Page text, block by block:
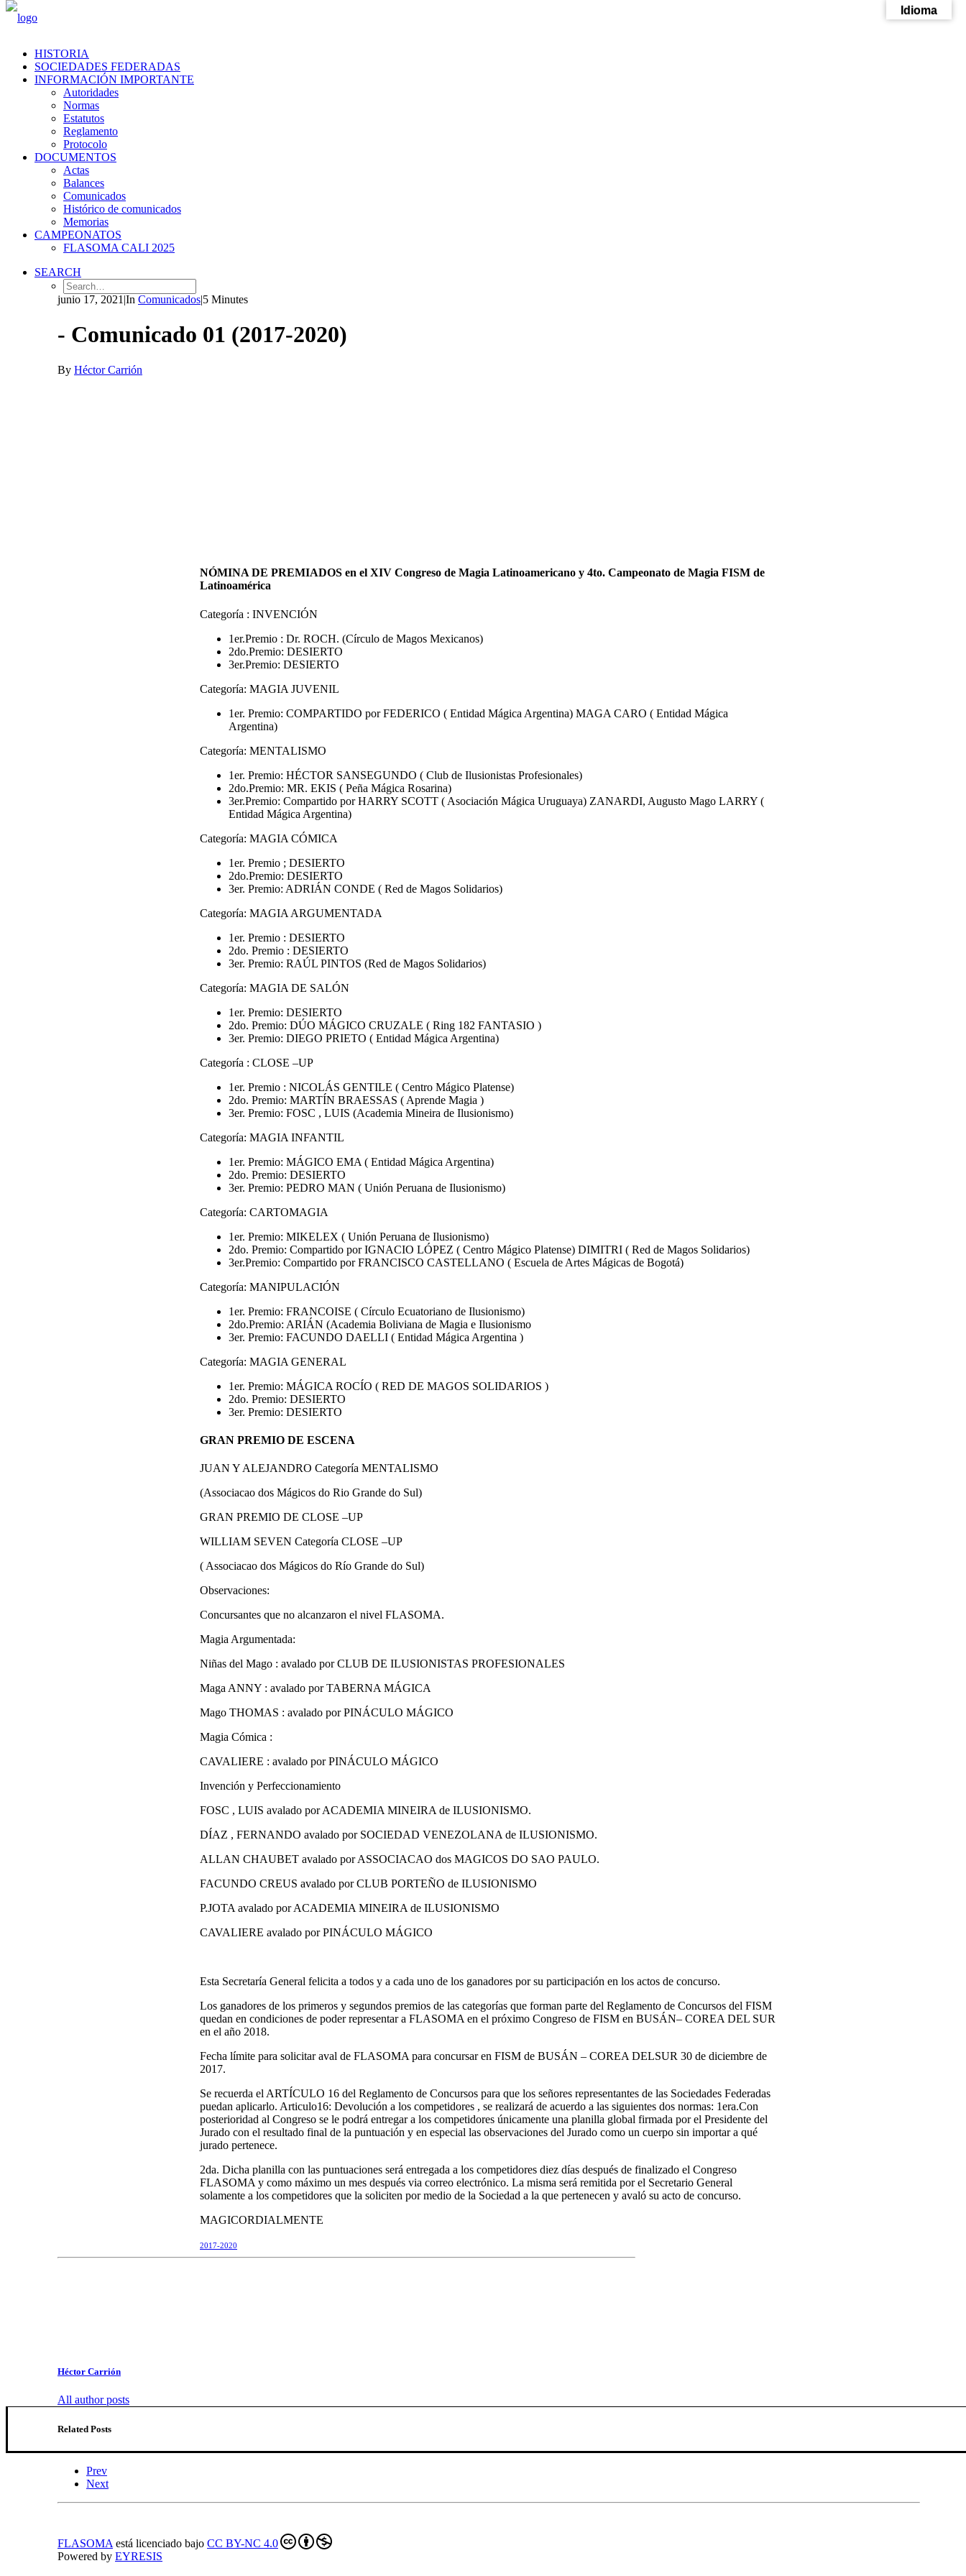
HISTORIA
SOCIEDADES FEDERADAS
INFORMACIÓN IMPORTANTE
Autoridades
Normas
Estatutos
Reglamento
Protocolo
DOCUMENTOS
Actas
Balances
Comunicados
Histórico de comunicados
Memorias
CAMPEONATOS
FLASOMA CALI 2025
SEARCH
junio 17, 2021 |In Comunicados|5 Minutes
- Comunicado 01 (2017-2020)
By Héctor Carrión
NÓMINA DE PREMIADOS en el XIV Congreso de Magia Latinoamericano y 4to. Campeonato de Magia FISM de
Latinoamérica
Categoría : INVENCIÓN
1er.Premio : Dr. ROCH. (Círculo de Magos Mexicanos)
2do.Premio: DESIERTO
3er.Premio: DESIERTO
Categoría: MAGIA JUVENIL
1er. Premio: COMPARTIDO por FEDERICO ( Entidad Mágica Argentina) MAGA CARO ( Entidad Mágica
Argentina)
Categoría: MENTALISMO
1er. Premio: HÉCTOR SANSEGUNDO ( Club de Ilusionistas Profesionales)
2do.Premio: MR. EKIS ( Peña Mágica Rosarina)
3er.Premio: Compartido por HARRY SCOTT ( Asociación Mágica Uruguaya) ZANARDI, Augusto Mago LARRY (
Entidad Mágica Argentina)
Categoría: MAGIA CÓMICA
1er. Premio ; DESIERTO
2do.Premio: DESIERTO
3er. Premio: ADRIÁN CONDE ( Red de Magos Solidarios)
Categoría: MAGIA ARGUMENTADA
1er. Premio : DESIERTO
2do. Premio : DESIERTO
3er. Premio: RAÚL PINTOS (Red de Magos Solidarios)
Categoría: MAGIA DE SALÓN
1er. Premio: DESIERTO
2do. Premio: DÚO MÁGICO CRUZALE ( Ring 182 FANTASIO )
3er. Premio: DIEGO PRIETO ( Entidad Mágica Argentina)
Categoría : CLOSE –UP
1er. Premio : NICOLÁS GENTILE ( Centro Mágico Platense)
2do. Premio: MARTÍN BRAESSAS ( Aprende Magia )
3er. Premio: FOSC , LUIS (Academia Mineira de Ilusionismo)
Categoría: MAGIA INFANTIL
1er. Premio: MÁGICO EMA ( Entidad Mágica Argentina)
2do. Premio: DESIERTO
3er. Premio: PEDRO MAN ( Unión Peruana de Ilusionismo)
Categoría: CARTOMAGIA
1er. Premio: MIKELEX ( Unión Peruana de Ilusionismo)
2do. Premio: Compartido por IGNACIO LÓPEZ ( Centro Mágico Platense) DIMITRI ( Red de Magos Solidarios)
3er.Premio: Compartido por FRANCISCO CASTELLANO ( Escuela de Artes Mágicas de Bogotá)
Categoría: MANIPULACIÓN
1er. Premio: FRANCOISE ( Círculo Ecuatoriano de Ilusionismo)
2do.Premio: ARIÁN (Academia Boliviana de Magia e Ilusionismo
3er. Premio: FACUNDO DAELLI ( Entidad Mágica Argentina )
Categoría: MAGIA GENERAL
1er. Premio: MÁGICA ROCÍO ( RED DE MAGOS SOLIDARIOS )
2do. Premio: DESIERTO
3er. Premio: DESIERTO
GRAN PREMIO DE ESCENA
JUAN Y ALEJANDRO Categoría MENTALISMO
(Associacao dos Mágicos do Rio Grande do Sul)
GRAN PREMIO DE CLOSE –UP
WILLIAM SEVEN Categoría CLOSE –UP
( Associacao dos Mágicos do Río Grande do Sul)
Observaciones:
Concursantes que no alcanzaron el nivel FLASOMA.
Magia Argumentada:
Niñas del Mago : avalado por CLUB DE ILUSIONISTAS PROFESIONALES
Maga ANNY : avalado por TABERNA MÁGICA
Mago THOMAS : avalado por PINÁCULO MÁGICO
Magia Cómica :
CAVALIERE : avalado por PINÁCULO MÁGICO
Invención y Perfeccionamiento
FOSC , LUIS avalado por ACADEMIA MINEIRA de ILUSIONISMO.
DÍAZ , FERNANDO avalado por SOCIEDAD VENEZOLANA de ILUSIONISMO.
ALLAN CHAUBET avalado por ASSOCIACAO dos MAGICOS DO SAO PAULO.
FACUNDO CREUS avalado por CLUB PORTEÑO de ILUSIONISMO
P.JOTA avalado por ACADEMIA MINEIRA de ILUSIONISMO
CAVALIERE avalado por PINÁCULO MÁGICO
Esta Secretaría General felicita a todos y a cada uno de los ganadores por su participación en los actos de concurso.
Los ganadores de los primeros y segundos premios de las categorías que forman parte del Reglamento de Concursos del FISM
quedan en condiciones de poder representar a FLASOMA en el próximo Congreso de FISM en BUSÁN– COREA DEL SUR
en el año 2018.
Fecha límite para solicitar aval de FLASOMA para concursar en FISM de BUSÁN – COREA DELSUR 30 de diciembre de
2017.
Se recuerda el ARTÍCULO 16 del Reglamento de Concursos para que los señores representantes de las Sociedades Federadas
puedan aplicarlo. Articulo16: Devolución a los competidores , se realizará de acuerdo a las siguientes dos normas: 1era.Con
posterioridad al Congreso se le podrá entregar a los competidores únicamente una planilla global firmada por el Presidente del
Jurado con el resultado final de la puntuación y en especial las observaciones del Jurado como un cuerpo sin importar a qué
jurado pertenece.
2da. Dicha planilla con las puntuaciones será entregada a los competidores diez días después de finalizado el Congreso
FLASOMA y como máximo un mes después via correo electrónico. La misma será remitida por el Secretario General
solamente a los competidores que la soliciten por medio de la Sociedad a la que pertenecen y avaló su acto de concurso.
MAGICORDIALMENTE
2017-2020
Héctor Carrión
All author posts
Related Posts
Prev
Next
FLASOMA está licenciado bajo CC BY-NC 4.0
Powered by EYRESIS
Idioma